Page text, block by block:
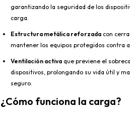
garantizando la seguridad de los
carga.
Estructura metálica reforzada con
mantener los equipos protegidos contra
Ventilación activa que previene el
dispositivos, prolongando su vida útil y
seguro.
¿Cómo funciona la carga?